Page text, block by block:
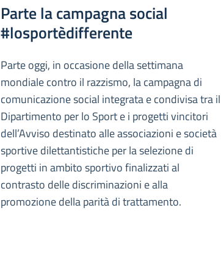
Parte la campagna social
#losportèdifferente
Parte oggi, in occasione della settimana
mondiale contro il razzismo, la campagna di
comunicazione social integrata e condivisa tra il
Dipartimento per lo Sport e i progetti vincitori
dell’Avviso destinato alle associazioni e società
sportive dilettantistiche per la selezione di
progetti in ambito sportivo finalizzati al
contrasto delle discriminazioni e alla
promozione della parità di trattamento.